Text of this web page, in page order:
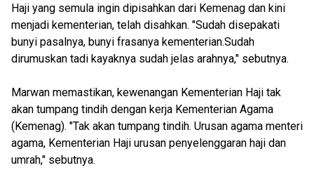
Haji yang semula ingin dipisahkan dari Kemenag dan kini
menjadi kementerian, telah disahkan. "Sudah disepakati
bunyi pasalnya, bunyi frasanya kementerian.Sudah
dirumuskan tadi kayaknya sudah jelas arahnya," sebutnya.
Marwan memastikan, kewenangan Kementerian Haji tak
akan tumpang tindih dengan kerja Kementerian Agama
(Kemenag). "Tak akan tumpang tindih. Urusan agama menteri
agama, Kementerian Haji urusan penyelenggaran haji dan
umrah," sebutnya.